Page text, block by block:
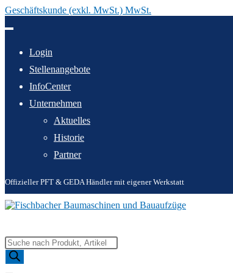
Geschäftskunde (exkl. MwSt.) MwSt.
Inhalt
Login
Stellenangebote
InfoCenter
Unternehmen
Aktuelles
Historie
Partner
Offizieller PFT & GEDA Händler mit eigener Werkstatt
Products
search